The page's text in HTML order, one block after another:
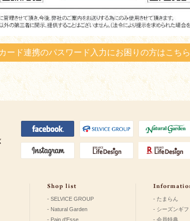
ード連携のパスワード入力にお困りの方はこちら
- SELVICE GROUP
- Natural Garden
- Pain d'Esse
- たまらん
- シーズンギフ
- 会員特典